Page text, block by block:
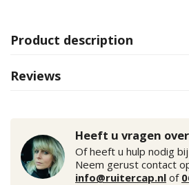
Product description
Reviews
Heeft u vragen
Of heeft u hulp nodig
Neem gerust contact
info@ruitercap.nl of